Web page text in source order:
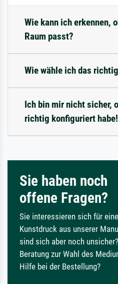
Wie kann ich erkennen,
Raum passt?
Wie wähle ich das
Ich bin mir nicht sicher,
richtig konfiguriert habe!
Sie haben noch
offene Fragen?
Sie interessieren sich für
Kunstdruck aus unserer
sind sich aber noch
Beratung zur Wahl des
Hilfe bei der Bestellung?